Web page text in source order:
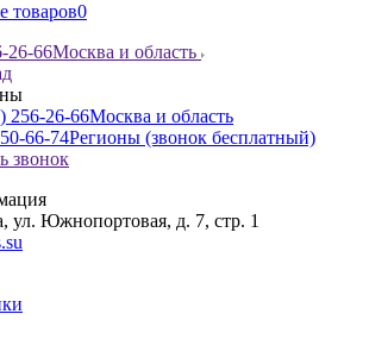
товаров0
26-66Москва и область
256-26-66Москва и область
66-74Регионы (звонок бесплатный)
звонок
ул. Южнопортовая, д. 7, стр. 1